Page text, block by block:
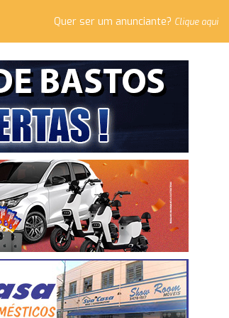
Quer ser um anunciante? Clique aqui